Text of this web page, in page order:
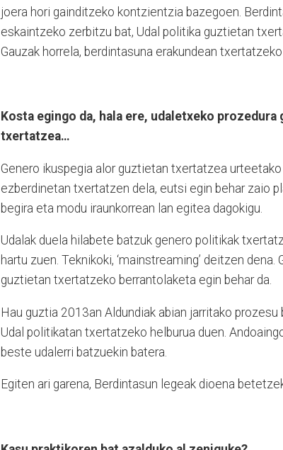
joera hori gainditzeko kontzientzia bazegoen.
eskaintzeko zerbitzu bat, Udal politika guztietan
Gauzak horrela, berdintasuna erakundean
Kosta egingo da, hala ere, udaletxeko
txertatzea…
Genero ikuspegia alor guztietan txertatzea urteetako
ezberdinetan txertatzen dela, eutsi egin behar zaio
begira eta modu iraunkorrean lan egitea dagokigu.
Udalak duela hilabete batzuk genero politikak
hartu zuen. Teknikoki, ‘mainstreaming’ deitzen
guztietan txertatzeko berrantolaketa egin behar da.
Hau guztia 2013an Aldundiak abian jarritako
Udal politikatan txertatzeko helburua duen.
beste udalerri batzuekin batera.
Egiten ari garena, Berdintasun legeak dioena